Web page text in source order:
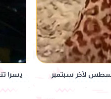
لآخر سبتمبر يسرا